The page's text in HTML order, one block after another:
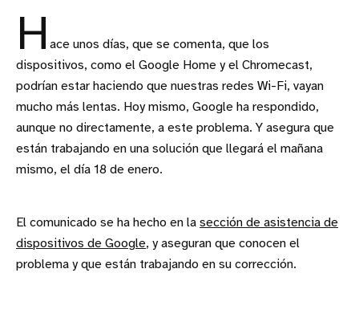
H ace unos días, que se comenta, que los
dispositivos, como el Google Home y el Chromecast,
podrían estar haciendo que nuestras redes Wi-Fi, vayan
mucho más lentas. Hoy mismo, Google ha respondido,
aunque no directamente, a este problema. Y asegura que
están trabajando en una solución que llegará el mañana
mismo, el día 18 de enero.
El comunicado se ha hecho en la sección de asistencia de
dispositivos de Google, y aseguran que conocen el
problema y que están trabajando en su corrección.